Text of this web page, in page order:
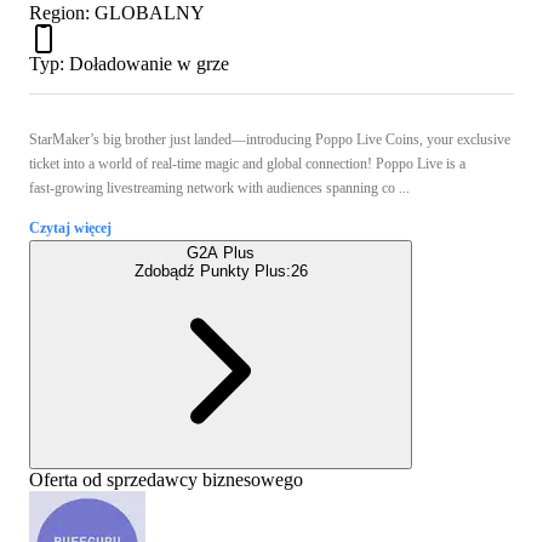
Region: GLOBALNY
Typ: Doładowanie w grze
StarMaker’s big brother just landed—introducing Poppo Live Coins, your exclusive
ticket into a world of real-time magic and global connection! Poppo Live is a
fast‑growing livestreaming network with audiences spanning co ...
Czytaj więcej
G2A Plus
Zdobądź Punkty Plus:26
Oferta od sprzedawcy biznesowego